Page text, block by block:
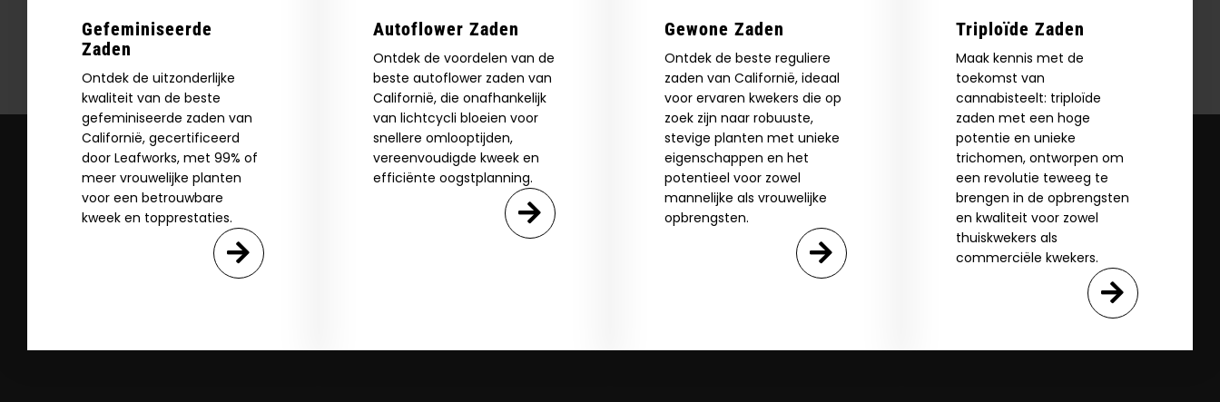
Gefeminiseerde
Zaden
Ontdek de uitzonderlijke
kwaliteit van de beste
gefeminiseerde zaden van
Californië, gecertificeerd
door Leafworks, met 99% of
meer vrouwelijke planten
voor een betrouwbare
kweek en topprestaties.
Autoflower Zaden
Ontdek de voordelen van de
beste autoflower zaden van
Californië, die onafhankelijk
van lichtcycli bloeien voor
snellere omlooptijden,
vereenvoudigde kweek en
efficiënte oogstplanning.
Gewone Zaden
Ontdek de beste reguliere
zaden van Californië, ideaal
voor ervaren kwekers die op
zoek zijn naar robuuste,
stevige planten met unieke
eigenschappen en het
potentieel voor zowel
mannelijke als vrouwelijke
opbrengsten.
Triploïde Zaden
Maak kennis met de
toekomst van
cannabisteelt: triploïde
zaden met een hoge
potentie en unieke
trichomen, ontworpen om
een revolutie teweeg te
brengen in de opbrengsten
en kwaliteit voor zowel
thuiskwekers als
commerciële kwekers.